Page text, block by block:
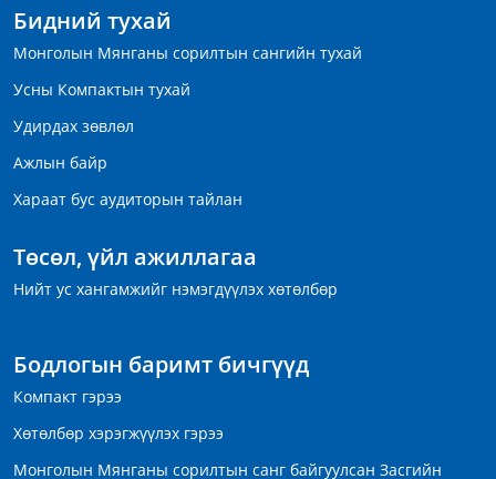
Бидний тухай
Монголын Мянганы сорилтын сангийн тухай
Усны Компактын тухай
Удирдах зөвлөл
Ажлын байр
Хараат бус аудиторын тайлан
Төсөл, үйл ажиллагаа
Нийт ус хангамжийг нэмэгдүүлэх хөтөлбөр
Бодлогын баримт бичгүүд
Компакт гэрээ
Хөтөлбөр хэрэгжүүлэх гэрээ
Монголын Мянганы сорилтын санг байгуулсан Засгийн